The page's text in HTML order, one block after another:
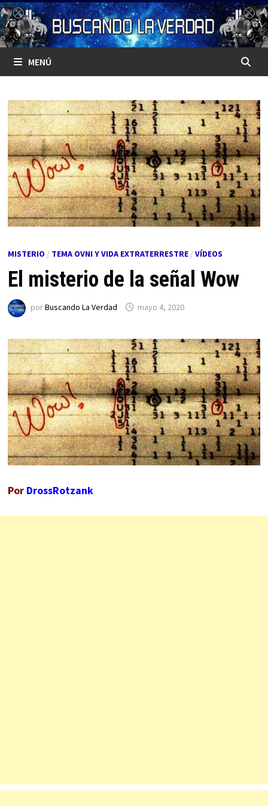
Saltar
al
contenido
MENÚ
MISTERIO / TEMA OVNI Y VIDA EXTRATERRESTRE/ VÍDEOS
El misterio de la señal Wow
porBuscando La Verdad mayo 4, 2020
Por DrossRotzank